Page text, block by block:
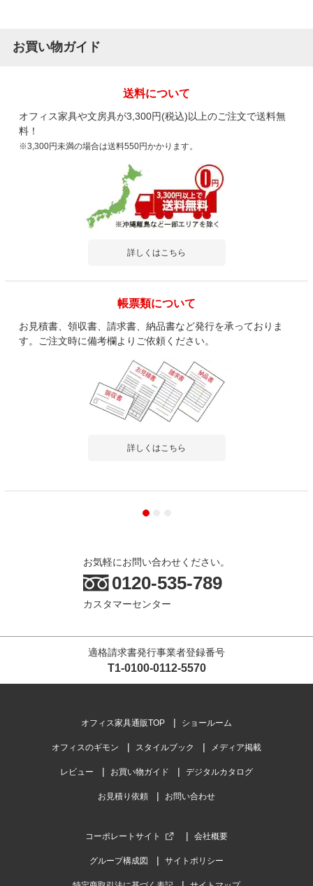
お買い物ガイド
送料について
オフィス家具や文房具が3,300円(税込)以上のご注文で送料無
料！
※3,300円未満の場合は送料550円かかります。
詳しくはこちら
帳票類について
お見積書、領収書、請求書、納品書など発行を承っておりま
す。ご注文時に備考欄よりご依頼ください。
詳しくはこちら
お気軽にお問い合わせください。
0120-535-789
カスタマーセンター
適格請求書発行事業者登録番号
T1-0100-0112-5570
オフィス家具通販TOP ショールーム
オフィスのギモン スタイルブック メディア掲載
レビュー お買い物ガイド デジタルカタログ
お見積り依頼 お問い合わせ
コーポレートサイト 会社概要
グループ構成図 サイトポリシー